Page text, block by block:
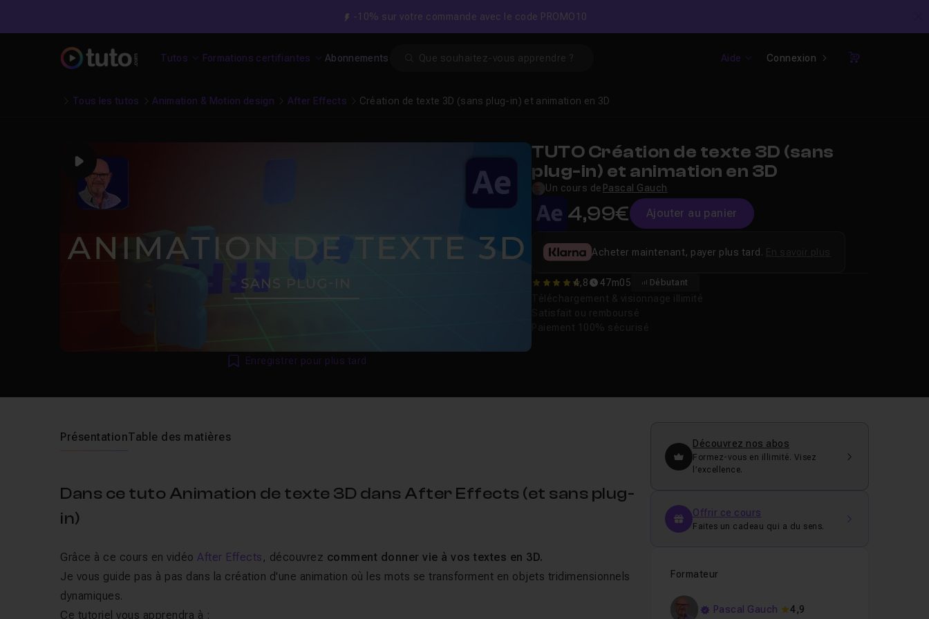
-10% sur votre commande avec le code PROMO10
Tutos Formations certifiantes Abonnements Aide Connexion
Panier
Tous les tutos Animation & Motion design After Effects Création de texte 3D (sans plug-in) et animation en 3D
Play
Enregistrer pour plus tard
TUTO Création de texte 3D (sans
plug-in) et animation en 3D
Un cours de Pascal Gauch
4,99€ Ajouter au panier
4.75 4,8 47m05 Débutant
Acheter maintenant, payer plus tard.
PrésentationTable des matières
Dans ce tuto Animation de texte 3D dans After Effects (et sans plug-
in)
Grâce à ce cours en vidéoAfter Effects , découvrez comment donner vie à vos textes en 3D.
Je vous guide pas à pas dans la création d'une animation où les mots se transforment en objets tridimensionnels
dynamiques.
Ce tutoriel vous apprendra à :
Découvrez nos abos
Formez-vous en illimité. Visez
l’excellence.
Offrir ce cours
Faites un cadeau qui a du sens.
Formateur
Pascal Gauch 4,9